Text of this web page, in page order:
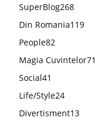
SuperBlog268
Din Romania119
People82
Magia Cuvintelor71
Social41
Life/Style24
Divertisment13